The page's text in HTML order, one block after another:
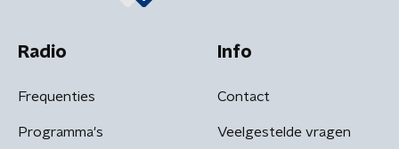
Radio
Frequenties
Programma's
Info
Contact
Veelgestelde vragen